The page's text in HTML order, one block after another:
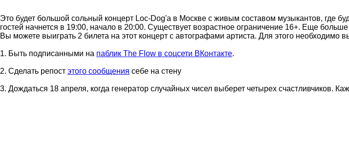
Это будет большой сольный концерт Loc-Dog'a в Москве с живым составом музыкантов, где
гостей начнется в 19:00, начало в 20:00. Существует возрастное ограничение 16+. Еще
Вы можете выиграть 2 билета на этот концерт с автографами артиста. Для этого необходимо
1. Быть подписанными на паблик The Flow в соцсети ВКонтакте.
2. Cделать репост этого сообщения себе на стену
3. Дождаться 18 апреля, когда генератор случайных чисел выберет четырех счастливчиков.